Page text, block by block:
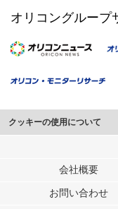
オリコングループ
クッキーの使用について
このサイトでは Cookie を
行っています。
メディアや広告配信、デー
各パートナーは、この情報
会社概要
お問い合わせ